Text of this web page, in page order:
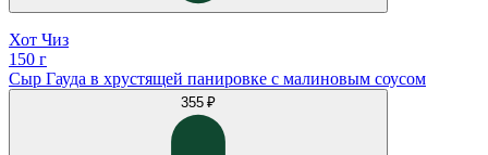
Хот Чиз
150 г
Сыр Гауда в хрустящей панировке с малиновым соусом
355 ₽